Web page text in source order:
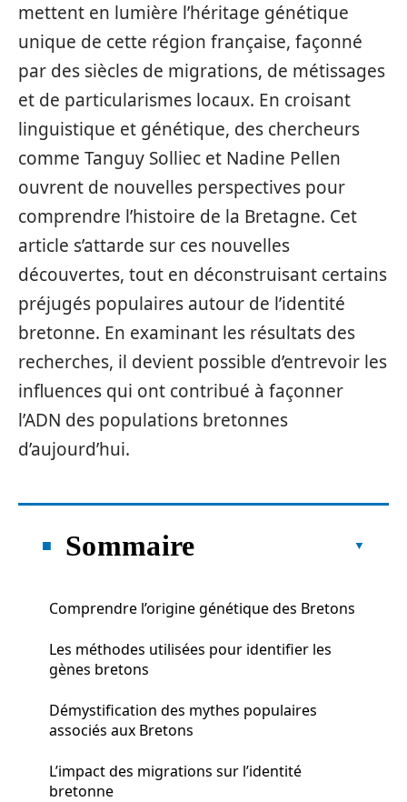
mettent en lumière l’héritage génétique
unique de cette région française, façonné
par des siècles de migrations, de métissages
et de particularismes locaux. En croisant
linguistique et génétique, des chercheurs
comme Tanguy Solliec et Nadine Pellen
ouvrent de nouvelles perspectives pour
comprendre l’histoire de la Bretagne. Cet
article s’attarde sur ces nouvelles
découvertes, tout en déconstruisant certains
préjugés populaires autour de l’identité
bretonne. En examinant les résultats des
recherches, il devient possible d’entrevoir les
influences qui ont contribué à façonner
l’ADN des populations bretonnes
d’aujourd’hui.
Sommaire
Comprendre l’origine génétique des Bretons
Les méthodes utilisées pour identifier les
gènes bretons
Démystification des mythes populaires
associés aux Bretons
L’impact des migrations sur l’identité
bretonne